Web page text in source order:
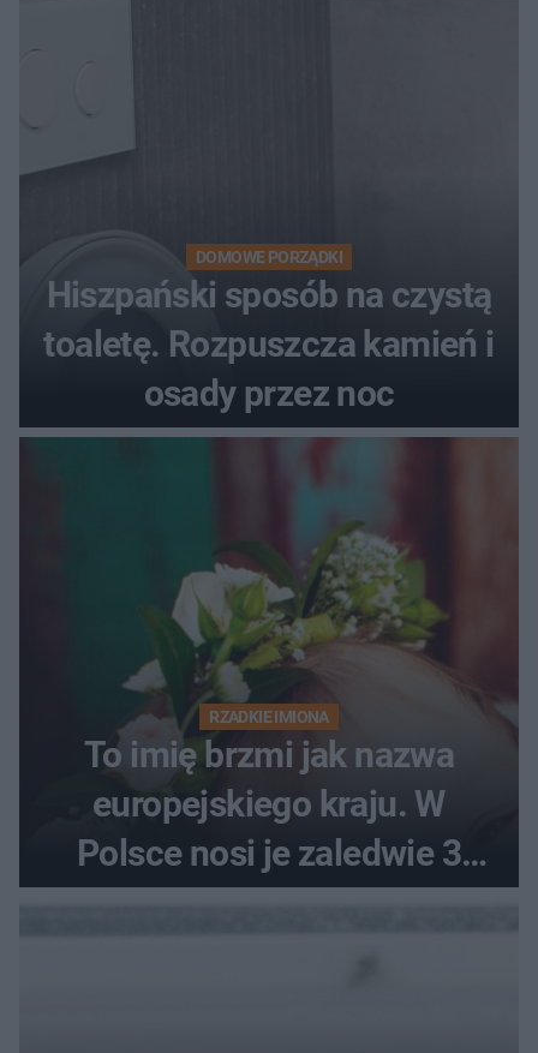
DOMOWE PORZĄDKI
Hiszpański sposób na czystą
toaletę. Rozpuszcza kamień i
osady przez noc
RZADKIE IMIONA
To imię brzmi jak nazwa
europejskiego kraju. W
Polsce nosi je zaledwie 3